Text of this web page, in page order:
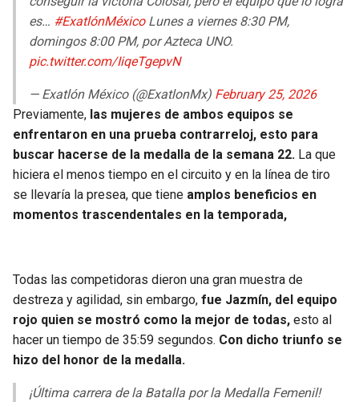
es… #ExatlónMéxicoLunes a viernes 8:30 PM,
domingos 8:00 PM, por Azteca UNO.
pic.twitter.com/IiqeTgepvN
— Exatlón México (@ExatlonMx) February 25, 2026
Previamente, las mujeres de ambos equipos se
enfrentaron en una prueba contrarreloj, esto para
buscar hacerse de la medalla de la semana 22. La que
hiciera el menos tiempo en el circuito y en la línea de tiro
se llevaría la presea, que tiene amplos beneficios en
momentos trascendentales en la temporada,
Todas las competidoras dieron una gran muestra de
destreza y agilidad, sin embargo, fue Jazmín, del equipo
rojo quien se mostró como la mejor de todas, esto al
hacer un tiempo de 35:59 segundos. Con dicho triunfo se
hizo del honor de la medalla.
¡Última carrera de la Batalla por la Medalla Femenil!